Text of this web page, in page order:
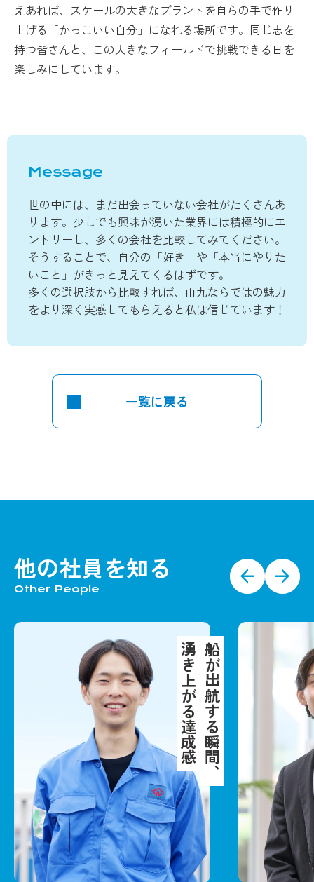
えあれば、スケールの大きなプラントを自らの手で作り
上げる「かっこいい自分」になれる場所です。同じ志を
持つ皆さんと、この大きなフィールドで挑戦できる日を
楽しみにしています。
Message
世の中には、まだ出会っていない会社がたくさんあ
ります。少しでも興味が湧いた業界には積極的にエ
ントリーし、多くの会社を比較してみてください。
そうすることで、自分の「好き」や「本当にやりた
いこと」がきっと見えてくるはずです。
多くの選択肢から比較すれば、山九ならではの魅力
をより深く実感してもらえると私は信じています！
一覧に戻る
他の社員を知る
Other People
船が出航する瞬間、
湧き上がる達成感